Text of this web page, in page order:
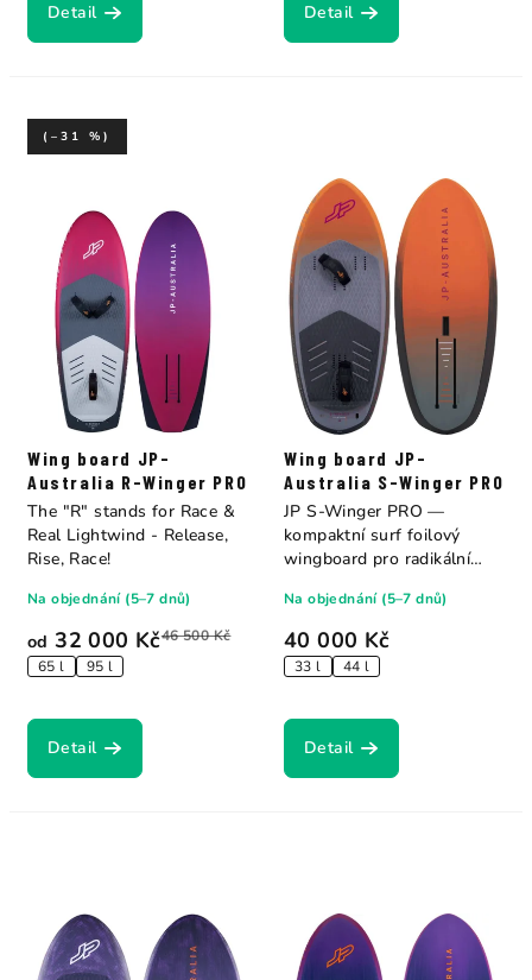
Detail Detail
Wing board JP-
Australia R-Winger PRO
od 32 000 Kč46 500 Kč
(–31 %)
65 l 95 l
Na objednání (5–7 dnů)
Detail
The "R" stands for Race &
Real Lightwind - Release,
Rise, Race!
Wing board JP-
Australia S-Winger PRO
40 000 Kč
33 l 44 l
Na objednání (5–7 dnů)
Detail
JP S-Winger PRO —
kompaktní surf foilový
wingboard pro radikální